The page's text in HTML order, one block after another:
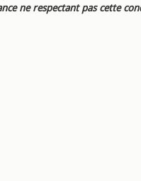
ne respectant pas cette